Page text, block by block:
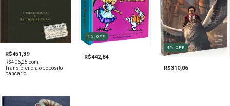
R$451,39
R$406,25 com
Transferencia o depósito
bancario
4 %OFF
R$442,84
4 % OFF
R$310,06